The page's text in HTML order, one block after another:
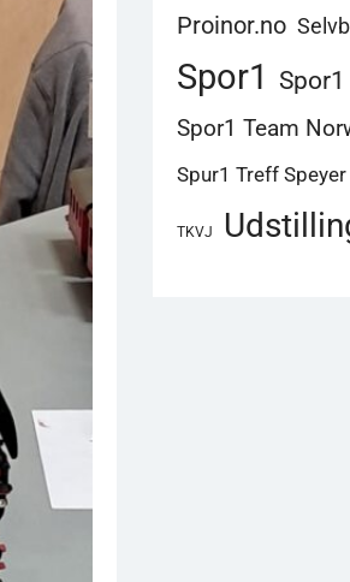
Proinor.no
Spor1
Spor1 Team
Spur1 Treff Speyer
TKVJ